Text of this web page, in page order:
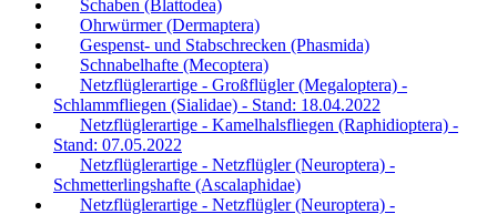
Schaben (Blattodea)
Ohrwürmer (Dermaptera)
Gespenst- und Stabschrecken (Phasmida)
Schnabelhafte (Mecoptera)
Netzflüglerartige - Großflügler (Megaloptera) -
Schlammfliegen (Sialidae) - Stand: 18.04.2022
Netzflüglerartige - Kamelhalsfliegen (Raphidioptera) -
Stand: 07.05.2022
Netzflüglerartige - Netzflügler (Neuroptera) -
Schmetterlingshafte (Ascalaphidae)
Netzflüglerartige - Netzflügler (Neuroptera) -